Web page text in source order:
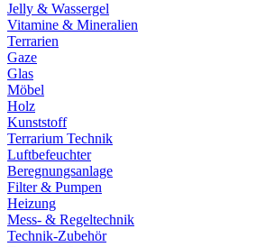
Jelly & Wassergel
Vitamine & Mineralien
Terrarien
Gaze
Glas
Möbel
Holz
Kunststoff
Terrarium Technik
Luftbefeuchter
Beregnungsanlage
Filter & Pumpen
Heizung
Mess- & Regeltechnik
Technik-Zubehör